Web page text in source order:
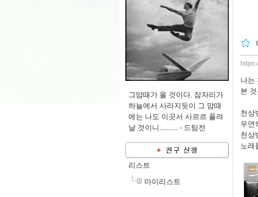
그맘때가 올 것이다. 잠자리가
하늘에서 사라지듯이 그 맘때
에는 나도 이곳서 사르르 풀려
날 것이니.......... - 드팀전
리스트
마이리스트
나는
본
천상
우연
천상
노래